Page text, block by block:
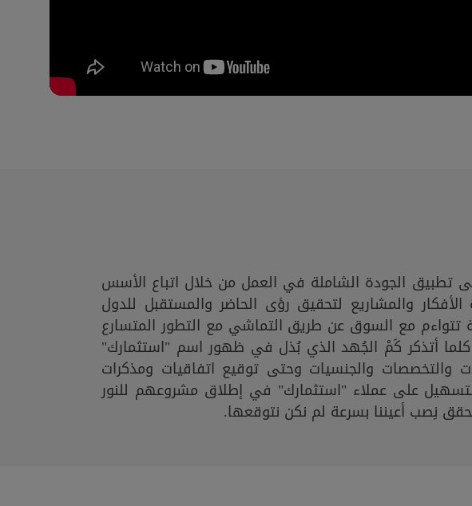
تطبيق الجودة الشاملة في العمل من خلال اتباع الأسس
والمشاريع لتحقيق رؤى الحاضر والمستقبل للدول
مع السوق عن طريق التماشي مع التطور المتسارع
أتذكر كَمْ الجُهد الذي بُذل في ظهور اسم "استثمارك"
والتخصصات والجنسيات وحتى توقيع اتفاقيات ومذكرات
على عملاء "استثمارك" في إطلاق مشروعهم للنور
نِصب أعيننا بسرعة لم نكن نتوقعها.